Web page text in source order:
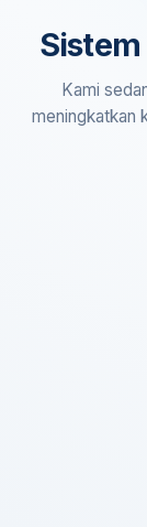
Kami
meningkatkan